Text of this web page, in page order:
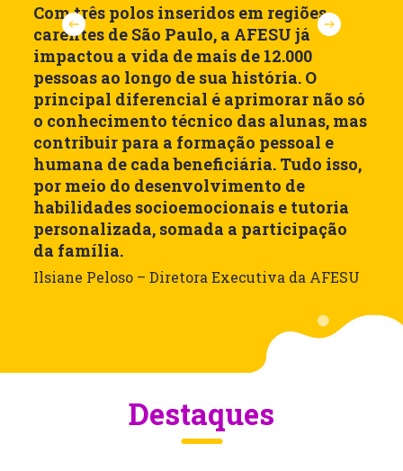
Com três polos inseridos em regiões
carentes de São Paulo, a AFESU já
impactou a vida de mais de 12.000
pessoas ao longo de sua história. O
principal diferencial é aprimorar não só
o conhecimento técnico das alunas, mas
contribuir para a formação pessoal e
humana de cada beneficiária. Tudo isso,
por meio do desenvolvimento de
habilidades socioemocionais e tutoria
personalizada, somada a participação
da família.
Ilsiane Peloso – Diretora Executiva da AFESU
Destaques